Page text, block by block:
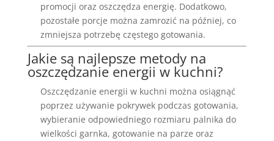
promocji oraz oszczędza energię. Dodatkowo,
pozostałe porcje można zamrozić na później, co
zmniejsza potrzebę częstego gotowania.
Jakie są najlepsze metody na
oszczędzanie energii w kuchni?
Oszczędzanie energii w kuchni można osiągnąć
poprzez używanie pokrywek podczas gotowania,
wybieranie odpowiedniego rozmiaru palnika do
wielkości garnka, gotowanie na parze oraz